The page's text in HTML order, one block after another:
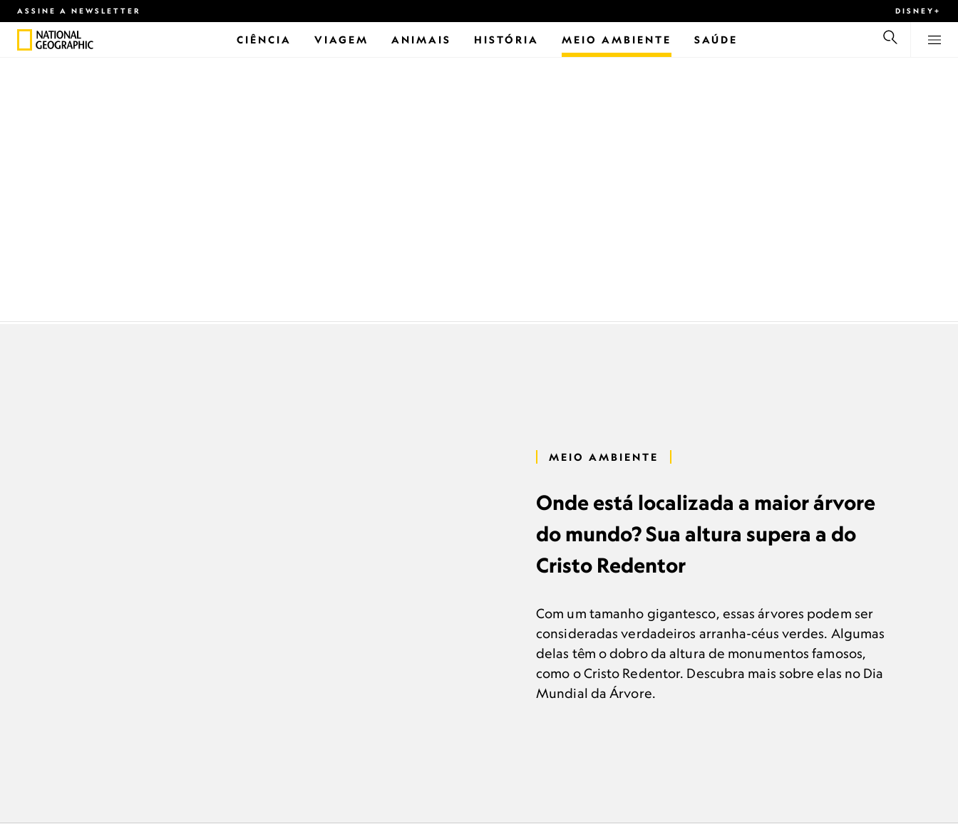
ASSINE A NEWSLETTER DISNEY+
CIÊNCIA VIAGEM ANIMAIS HISTÓRIA MEIO AMBIENTE SAÚDE
MEIO AMBIENTE
Onde está localizada a maior árvore
do mundo? Sua altura supera a do
Cristo Redentor
Com um tamanho gigantesco, essas árvores podem ser
consideradas verdadeiros arranha-céus verdes. Algumas
delas têm o dobro da altura de monumentos famosos,
como o Cristo Redentor. Descubra mais sobre elas no Dia
Mundial da Árvore.